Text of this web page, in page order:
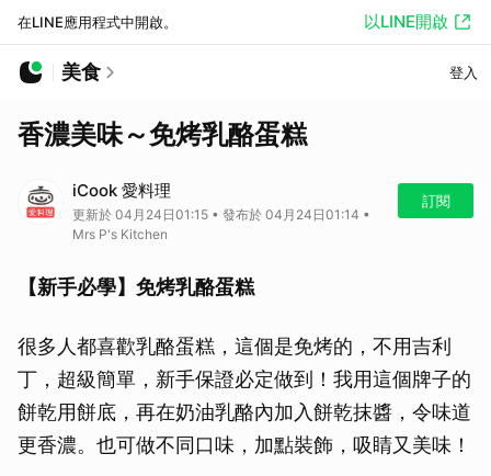
在LINE應用程式中開啟。 以LINE開啟
美食 登入
香濃美味～免烤乳酪蛋糕
iCook 愛料理
更新於 04月24日01:15 • 發布於 04月24日01:14 •
Mrs P's Kitchen
訂閱
【新手必學】免烤乳酪蛋糕
很多人都喜歡乳酪蛋糕，這個是免烤的，不用吉利
丁，超級簡單，新手保證必定做到！我用這個牌子的
餅乾用餅底，再在奶油乳酪內加入餅乾抹醬，令味道
更香濃。也可做不同口味，加點裝飾，吸睛又美味！